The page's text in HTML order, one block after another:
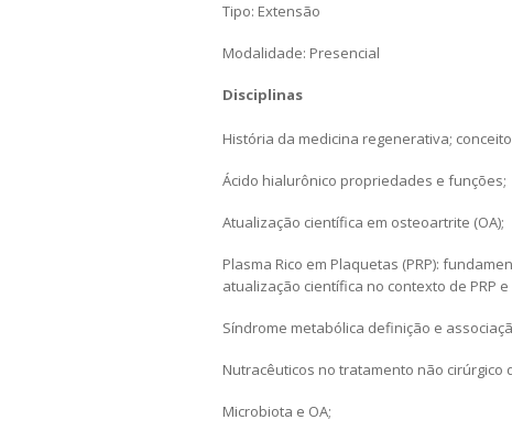
Tipo: Extensão
Modalidade: Presencial
Disciplinas
História da medicina regenerativa;
Ácido hialurônico propriedades e funções;
Atualização científica em osteoartrite (OA);
Plasma Rico em Plaquetas (PRP):
atualização científica no contexto de PRP e
Síndrome metabólica definição e
Nutracêuticos no tratamento não cirúrgico
Microbiota e OA;